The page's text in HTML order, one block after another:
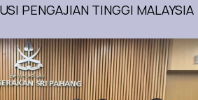
PENGAJIAN TINGGI MALAYSIA